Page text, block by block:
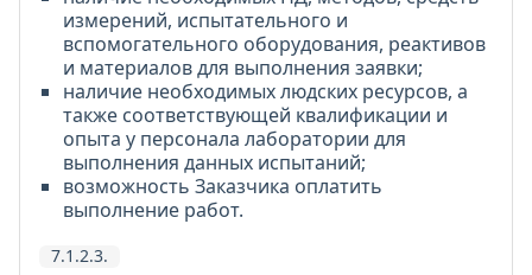
измерений, испытательного и
вспомогательного оборудования, реактивов
и материалов для выполнения заявки;
наличие необходимых людских ресурсов, а
также соответствующей квалификации и
опыта у персонала лаборатории для
выполнения данных испытаний;
возможность Заказчика оплатить
выполнение работ.
7.1.2.3.